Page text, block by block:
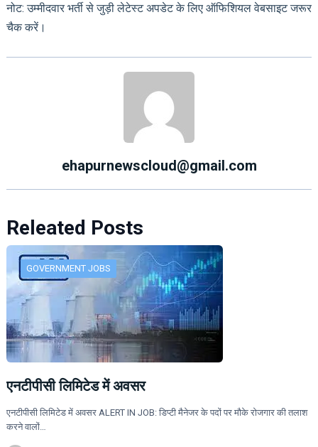
नोट: उम्मीदवार भर्ती से जुड़ी लेटेस्ट अपडेट के लिए ऑफिशियल वेबसाइट जरूर
चैक करें।
ehapurnewscloud@gmail.com
Releated Posts
GOVERNMENT JOBS
एनटीपीसी लिमिटेड में अवसर
एनटीपीसी लिमिटेड में अवसर ALERT IN JOB: डिप्टी मैनेजर के पदों पर मौके रोजगार की तलाश
करने वालों…